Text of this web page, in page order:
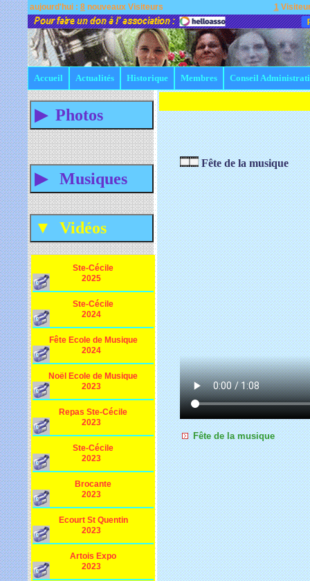
aujourd'hui : 8 nouveaux Visiteurs 1
Accueil Actualités Historique Membres Conseil
Ste-Cécile
2025
Ste-Cécile
2024
Fête Ecole de Musique
2024
Noël Ecole de Musique
2023
Repas Ste-Cécile
2023
Ste-Cécile
2023
Brocante
2023
Ecourt St Quentin
2023
Artois Expo
2023
Fête de la musique
Fête de la musique